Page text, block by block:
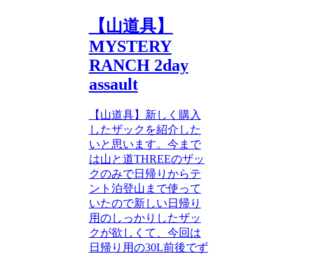
【山道具】
MYSTERY
RANCH 2day
assault
【山道具】新しく購入
したザックを紹介した
いと思います。今まで
は山と道THREEのザッ
クのみで日帰りからテ
ント泊登山まで使って
いたので新しい日帰り
用のしっかりしたザッ
クが欲しくて、今回は
日帰り用の30L前後でず